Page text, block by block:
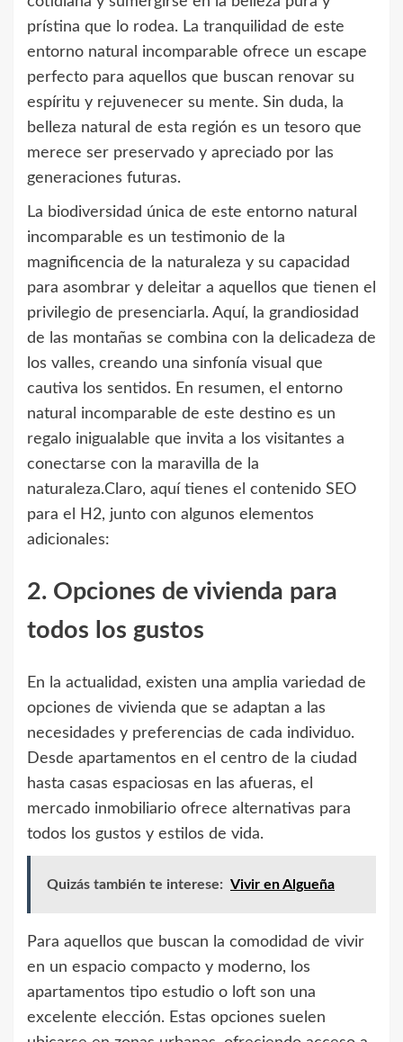
prístina que lo rodea. La tranquilidad de este
entorno natural incomparable ofrece un escape
perfecto para aquellos que buscan renovar su
espíritu y rejuvenecer su mente. Sin duda, la
belleza natural de esta región es un tesoro que
merece ser preservado y apreciado por las
generaciones futuras.
La biodiversidad única de este entorno natural
incomparable es un testimonio de la
magnificencia de la naturaleza y su capacidad
para asombrar y deleitar a aquellos que tienen el
privilegio de presenciarla. Aquí, la grandiosidad
de las montañas se combina con la delicadeza de
los valles, creando una sinfonía visual que
cautiva los sentidos. En resumen, el entorno
natural incomparable de este destino es un
regalo inigualable que invita a los visitantes a
conectarse con la maravilla de la
naturaleza.Claro, aquí tienes el contenido SEO
para el H2, junto con algunos elementos
adicionales:
2. Opciones de vivienda para
todos los gustos
En la actualidad, existen una amplia variedad de
opciones de vivienda que se adaptan a las
necesidades y preferencias de cada individuo.
Desde apartamentos en el centro de la ciudad
hasta casas espaciosas en las afueras, el
mercado inmobiliario ofrece alternativas para
todos los gustos y estilos de vida.
Quizás también te interese: Vivir en Algueña
Para aquellos que buscan la comodidad de vivir
en un espacio compacto y moderno, los
apartamentos tipo estudio o loft son una
excelente elección. Estas opciones suelen